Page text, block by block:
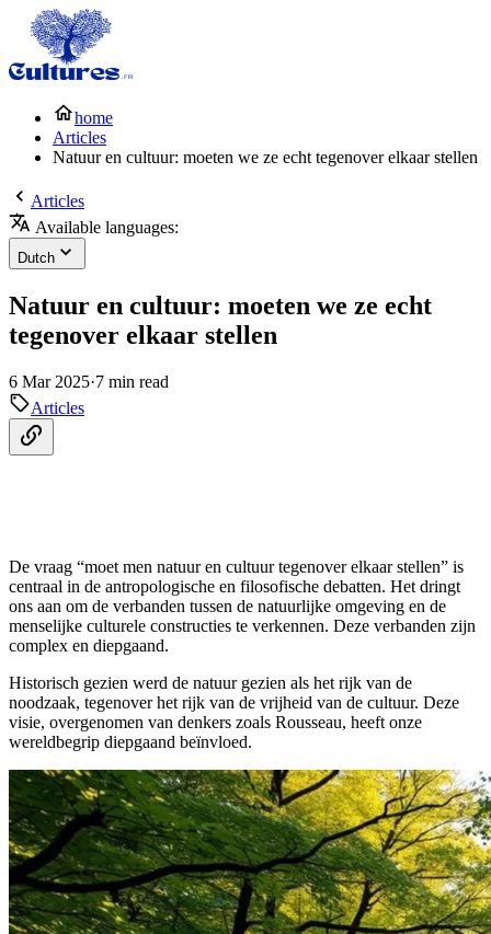
home
Articles
Natuur en cultuur: moeten we ze echt tegenover elkaar stellen
Articles
Available languages:
Dutch
Natuur en cultuur: moeten we ze echt
tegenover elkaar stellen
6 Mar 2025·7 min read
Articles
De vraag “moet men natuur en cultuur tegenover elkaar stellen” is
centraal in de antropologische en filosofische debatten. Het dringt
ons aan om de verbanden tussen de natuurlijke omgeving en de
menselijke culturele constructies te verkennen. Deze verbanden zijn
complex en diepgaand.
Historisch gezien werd de natuur gezien als het rijk van de
noodzaak, tegenover het rijk van de vrijheid van de cultuur. Deze
visie, overgenomen van denkers zoals Rousseau, heeft onze
wereldbegrip diepgaand beïnvloed.